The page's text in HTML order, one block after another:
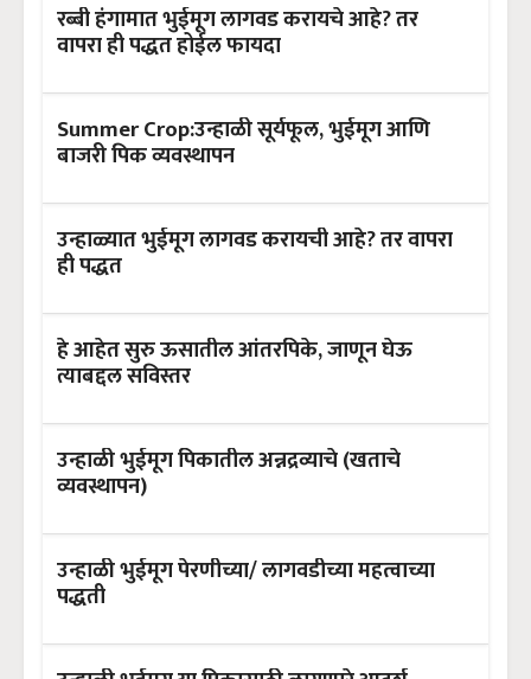
रब्बी हंगामात भुईमूग लागवड करायचे आहे? तर
वापरा ही पद्धत होईल फायदा
Summer Crop:उन्हाळी सूर्यफूल, भुईमूग आणि
बाजरी पिक व्यवस्थापन
उन्हाळ्यात भुईमूग लागवड करायची आहे? तर वापरा
ही पद्धत
हे आहेत सुरु ऊसातील आंतरपिके, जाणून घेऊ
त्याबद्दल सविस्तर
उन्हाळी भुईमूग पिकातील अन्नद्रव्याचे (खताचे
व्यवस्थापन)
उन्हाळी भुईमूग पेरणीच्या/ लागवडीच्या महत्वाच्या
पद्धती